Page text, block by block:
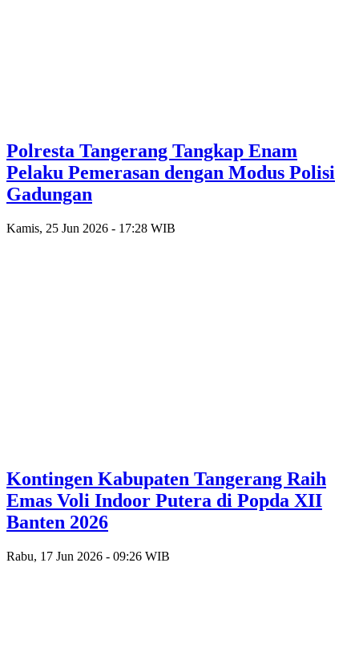
Polresta Tangerang Tangkap Enam
Pelaku Pemerasan dengan Modus Polisi
Gadungan
Kamis, 25 Jun 2026 - 17:28 WIB
Kontingen Kabupaten Tangerang Raih
Emas Voli Indoor Putera di Popda XII
Banten 2026
Rabu, 17 Jun 2026 - 09:26 WIB